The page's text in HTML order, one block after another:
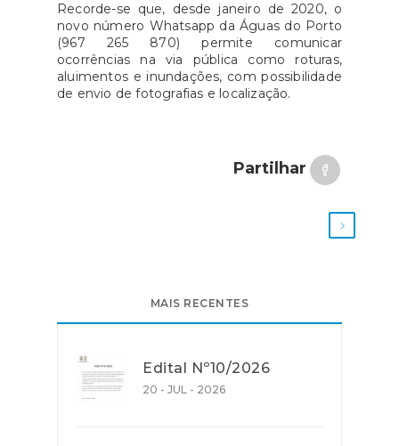
Recorde-se que, desde janeiro de 2020, o
novo número Whatsapp da Águas do Porto
(967 265 870) permite comunicar
ocorrências na via pública como roturas,
aluimentos e inundações, com possibilidade
de envio de fotografias e localização.
Partilhar
MAIS RECENTES
Edital Nº10/2026
20 - JUL - 2026